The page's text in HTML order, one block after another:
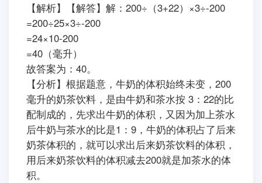
【解析】【解答】解：200÷（3+22）×3÷-200
=200÷25×3÷-200
=24×10-200
=40（毫升）
故答案为：40。
【分析】根据题意，牛奶的体积始终未变，200
毫升的奶茶饮料，是由牛奶和茶水按 3：22的比
配制成的，先求出牛奶的体积，又因为加上茶水
后牛奶与茶水的比是1：9，牛奶的体积占了后来
奶茶体积的，就可以求出后来奶茶饮料的体积，
用后来奶茶饮料的体积减去200就是加茶水的体
积。